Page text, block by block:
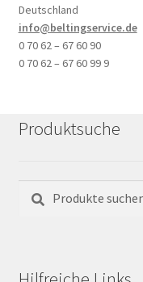
Deutschland
info@beltingservice.de
0 70 62 – 67 60 90
0 70 62 – 67 60 99 9
Produktsuche
nach: